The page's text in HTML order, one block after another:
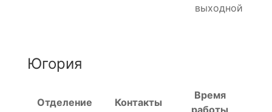
выходной
Югория
Отделение Контакты
Время
работы